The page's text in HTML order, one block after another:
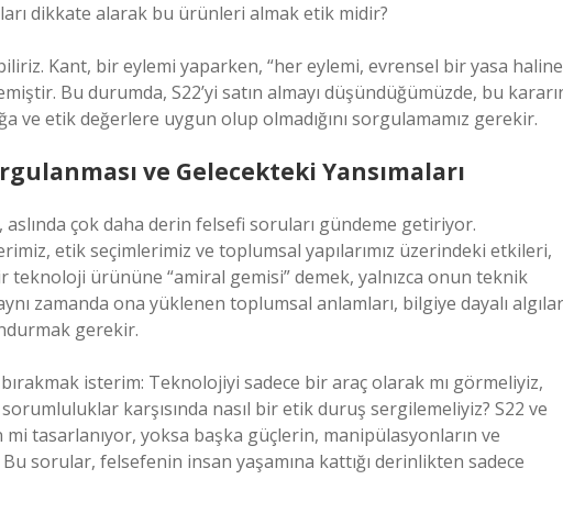
dikkate alarak bu ürünleri almak etik midir?
Kant, bir eylemi yaparken, “her eylemi, evrensel bir yasa haline
Bu durumda, S22’yi satın almayı düşündüğümüzde, bu
etik değerlere uygun olup olmadığını sorgulamamız gerekir.
ve Gelecekteki Yansımaları
aslında çok daha derin felsefi soruları gündeme getiriyor.
etik seçimlerimiz ve toplumsal yapılarımız üzerindeki etkileri,
teknoloji ürününe “amiral gemisi” demek, yalnızca onun teknik
zamanda ona yüklenen toplumsal anlamları, bilgiye dayalı
gerekir.
isterim: Teknolojiyi sadece bir araç olarak mı görmeliyiz,
karşısında nasıl bir etik duruş sergilemeliyiz? S22 ve
tasarlanıyor, yoksa başka güçlerin, manipülasyonların ve
sorular, felsefenin insan yaşamına kattığı derinlikten sadece